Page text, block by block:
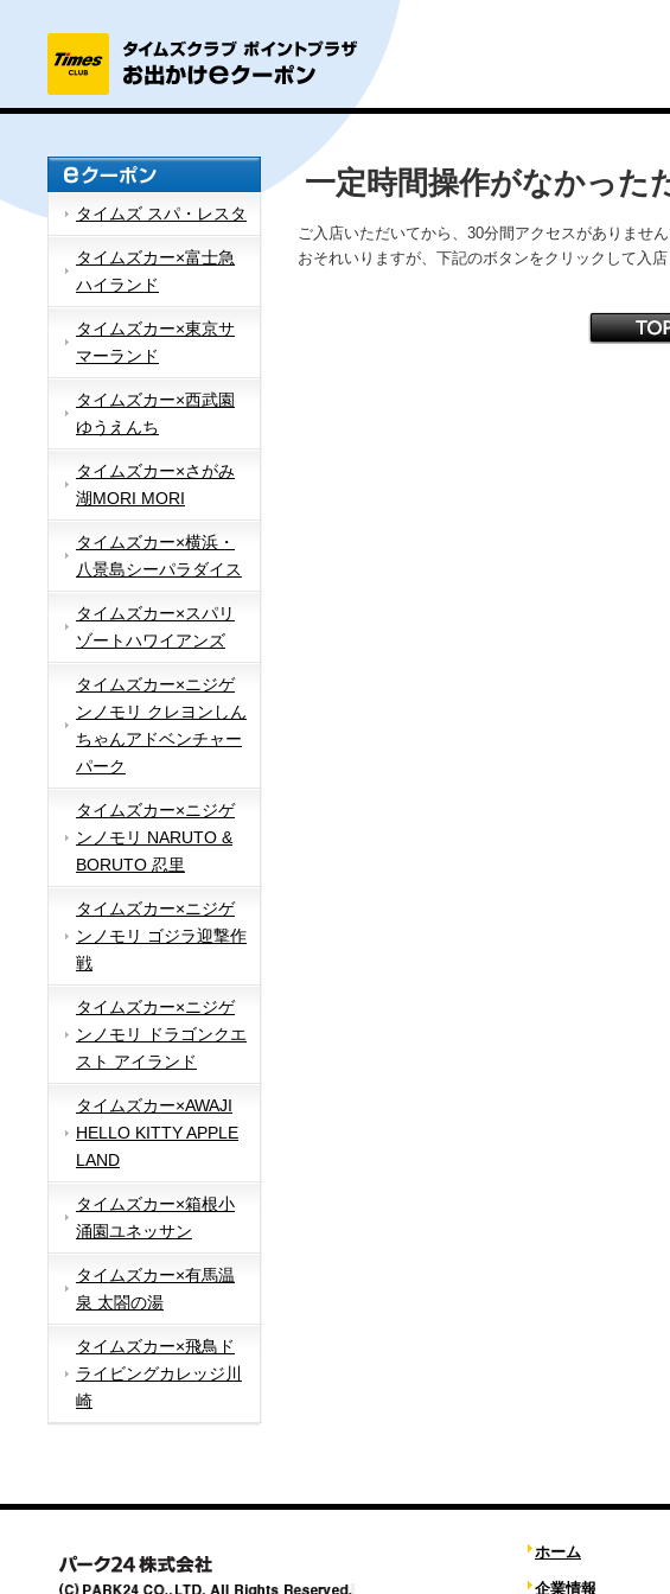
タイムズ スパ・レスタ
タイムズカー×富士急
ハイランド
タイムズカー×東京サ
マーランド
タイムズカー×西武園
ゆうえんち
タイムズカー×さがみ
湖MORI MORI
タイムズカー×横浜・
八景島シーパラダイス
タイムズカー×スパリ
ゾートハワイアンズ
タイムズカー×ニジゲ
ンノモリ クレヨンしん
ちゃんアドベンチャー
パーク
タイムズカー×ニジゲ
ンノモリ NARUTO &
BORUTO 忍里
タイムズカー×ニジゲ
ンノモリ ゴジラ迎撃作
戦
タイムズカー×ニジゲ
ンノモリ ドラゴンクエ
スト アイランド
タイムズカー×AWAJI
HELLO KITTY APPLE
LAND
タイムズカー×箱根小
涌園ユネッサン
タイムズカー×有馬温
泉 太閤の湯
タイムズカー×飛鳥ド
ライビングカレッジ川
崎
一定時間操作がなかった
ご入店いただいてから、30分間アクセスがありませ
おそれいりますが、下記のボタンをクリックして入店
ホーム
企業情報